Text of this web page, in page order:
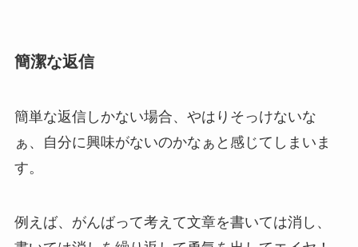
簡潔な返信
簡単な返信しかない場合、やはりそっけないな
ぁ、自分に興味がないのかなぁと感じてしまいま
す。
例えば、がんばって考えて文章を書いては消し、